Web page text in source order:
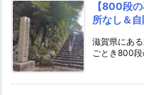
【800段
所なし＆
滋賀県にあ
ごとき800段